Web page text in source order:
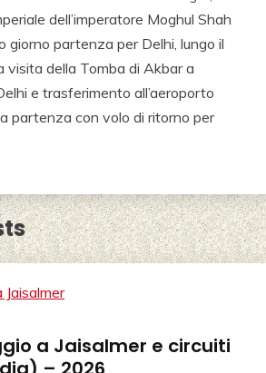
dell’imperatore Moghul Shah
giorno partenza per Delhi, lungo il
della Tomba di Akbar a
e trasferimento all’aeroporto
partenza con volo di ritorno per
a Jaisalmer e circuiti